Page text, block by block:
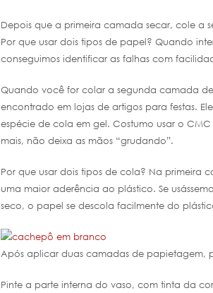
Depois que a primeira camada secar, cole a
Por que usar dois tipos de papel? Quando
conseguimos identificar as falhas com
Quando você for colar a segunda camada
encontrado em lojas de artigos para festas.
espécie de cola em gel. Costumo usar o
mais, não deixa as mãos “grudando”.
Por que usar dois tipos de cola? Na primeira
uma maior aderência ao plástico. Se
seco, o papel se descola facilmente do
Após aplicar duas camadas de papietagem,
Pinte a parte interna do vaso, com tinta da